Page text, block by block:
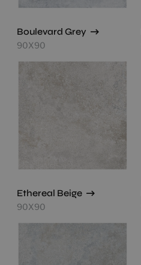
Boulevard Grey
90X90
Ethereal Beige
90X90